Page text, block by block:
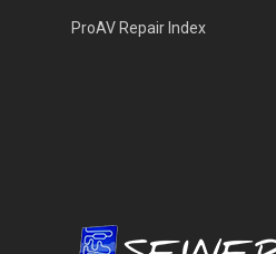
ProAV Repair Index